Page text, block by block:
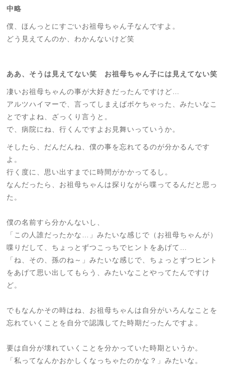
中略
僕、ほんっとにすごいお祖母ちゃん子なんですよ。
どう見えてんのか、わかんないけど笑
ああ、そうは見えてない笑 お祖母ちゃん子には見えてない笑
凄いお祖母ちゃんの事が大好きだったんですけど…
アルツハイマーで、言ってしまえばボケちゃった、みたいなこ
とですよね、ざっくり言うと。
で、病院にね、行くんですよお見舞いっていうか。
そしたら、だんだんね、僕の事を忘れてるのが分かるんです
よ。
行く度に、思い出すまでに時間がかかってるし。
なんだったら、お祖母ちゃんは探りながら喋ってるんだと思っ
た。
僕の名前すら分かんないし、
「この人誰だったかな…」みたいな感じで（お祖母ちゃんが）
喋りだして、ちょっとずつこっちでヒントをあげて…
「ね、その、孫のね～」みたいな感じで、ちょっとずつヒント
をあげて思い出してもらう、みたいなことやってたんですけ
ど。
でもなんかその時はね、お祖母ちゃんは自分がいろんなことを
忘れていくことを自分で認識してた時期だったんですよ。
要は自分が壊れていくことを分かっていた時期というか。
「私ってなんかおかしくなっちゃたのかな？」みたいな。